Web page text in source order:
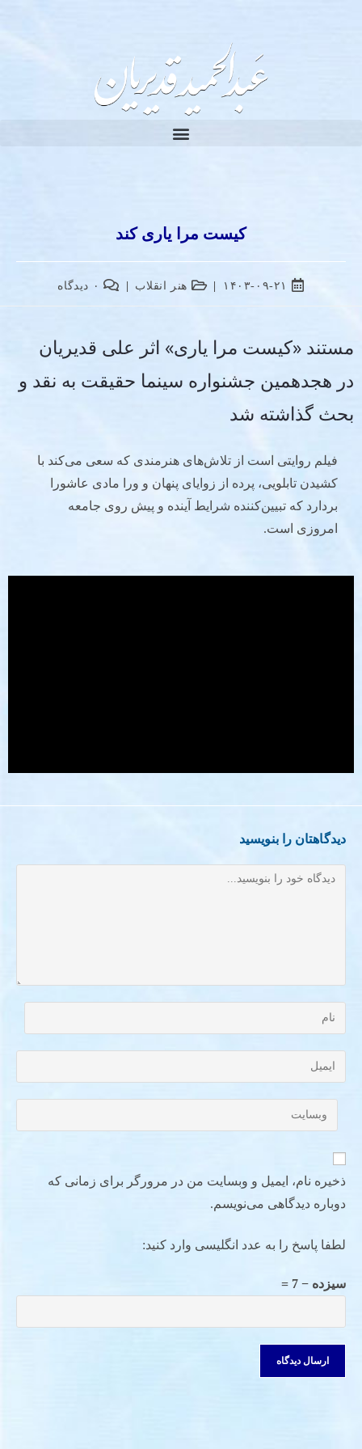
کیست مرا یاری کند
۱۴۰۳-۰۹-۲۱ هنر انقلاب ۰ دیدگاه
مستند «کیست مرا یاری» اثر علی قدیریان
در هجدهمین جشنواره سینما حقیقت به نقد و
بحث گذاشته شد
فیلم روایتی است از تلاش‌های هنرمندی که سعی می‌کند با
کشیدن تابلویی، پرده از زوایای پنهان و ورا مادی عاشورا
بردارد که تبیین‌کننده شرایط آینده و پیش روی جامعه
امروزی است.
دیدگاهتان را بنویسید
ذخیره نام، ایمیل و وبسایت من در مرورگر برای زمانی که
دوباره دیدگاهی می‌نویسم.
لطفا پاسخ را به عدد انگلیسی وارد کنید:
سیزده − 7 =